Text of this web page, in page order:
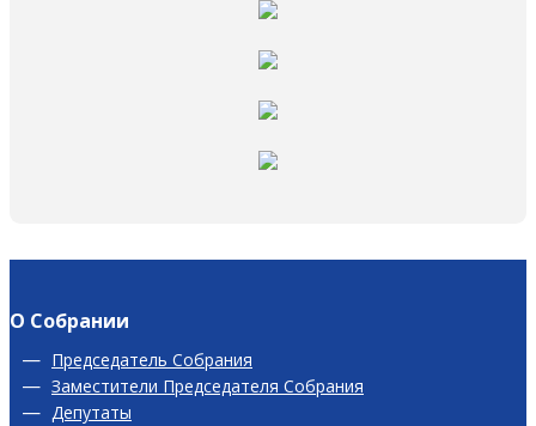
О Собрании
Председатель Собрания
Заместители Председателя Собрания
Депутаты